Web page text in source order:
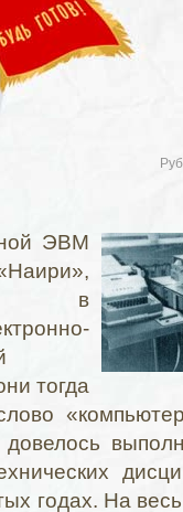
ЭВМ
в
тогда
довелось
годах. На